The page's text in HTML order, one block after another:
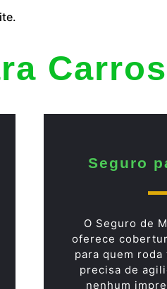
Seguro
O Seguro de
oferece
para quem
precisa de
nenhum